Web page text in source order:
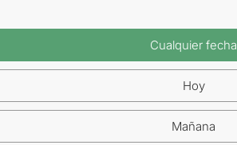
Cualquier fecha
Hoy
Mañana